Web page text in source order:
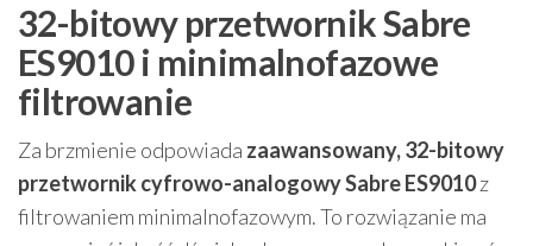
32-bitowy przetwornik Sabre
ES9010 i minimalnofazowe
filtrowanie
Za brzmienie odpowiada zaawansowany, 32-bitowy
przetwornik cyfrowo-analogowy Sabre ES9010z
filtrowaniem minimalnofazowym. To rozwiązanie ma